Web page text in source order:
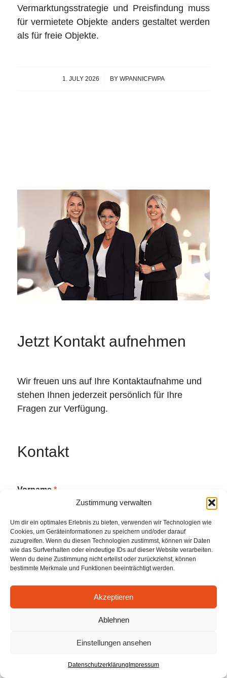
Zustimmung verwalten
Um dir ein optimales Erlebnis zu bieten, verwenden wir Technologien wie
Cookies, um Geräteinformationen zu speichern und/oder darauf
zuzugreifen. Wenn du diesen Technologien zustimmst, können wir Daten
wie das Surfverhalten oder eindeutige IDs auf dieser Website verarbeiten.
Wenn du deine Zustimmung nicht erteilst oder zurückziehst, können
bestimmte Merkmale und Funktionen beeinträchtigt werden.
Akzeptieren
Ablehnen
Einstellungen ansehen
Datenschutzerklärung Impressum
Vermarktungsstrategie und Preisfindung muss
für vermietete Objekte anders gestaltet werden
als für freie Objekte.
1. JULY 2026
/ BY WPANNICFWPA
Jetzt Kontakt aufnehmen
Wir freuen uns auf Ihre Kontaktaufnahme und
stehen Ihnen jederzeit persönlich für Ihre
Fragen zur Verfügung.
Kontakt
Vorname *
Nachname*